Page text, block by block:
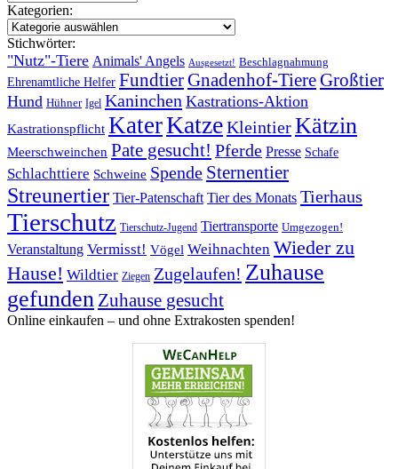
Kategorien:
Kategorien:
Stichwörter:
"Nutz"-Tiere Animals' Angels Ausgesetzt! Beschlagnahmung
Ehrenamtliche Helfer FundtierGnadenhof-TiereGroßtier
Hund Hühner Igel Kaninchen Kastrations-Aktion
Kastrationspflicht KaterKatzeKleintierKätzin
Meerschweinchen Pate gesucht! Pferde Presse Schafe
Schlachttiere Schweine Spende Sternentier
Streunertier Tier-Patenschaft Tier des Monats Tierhaus
Tierschutz Tierschutz-Jugend Tiertransporte Umgezogen!
Veranstaltung Vermisst! Vögel Weihnachten Wieder zu
Hause! Wildtier Ziegen Zugelaufen! Zuhause
gefunden Zuhause gesucht
Online einkaufen – ­und ohne Extrakosten spenden!